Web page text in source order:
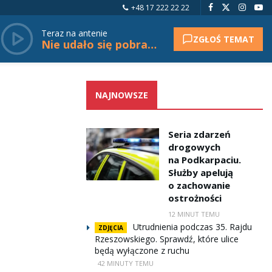
+48 17 222 22 22
Teraz na antenie
Nie udało się pobrać tytułu. ZGŁOŚ TEMAT
NAJNOWSZE
Seria zdarzeń
drogowych
na Podkarpaciu.
Służby apelują
o zachowanie
ostrożności
12 MINUT TEMU
ZDJĘCIA
Utrudnienia podczas 35. Rajdu
Rzeszowskiego. Sprawdź, które ulice
będą wyłączone z ruchu
42 MINUTY TEMU